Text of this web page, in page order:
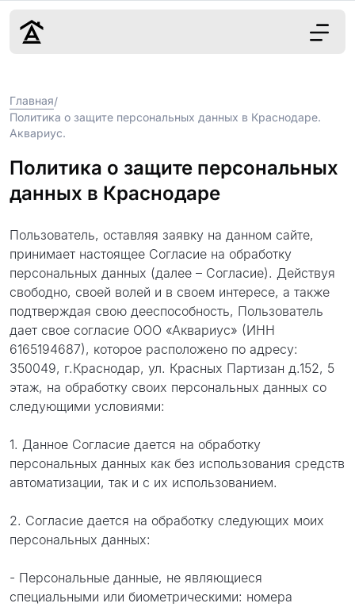
Цены
О нас
Контакты
г. Краснодар
8 (861) 945-12-
34
Обсудить
проект
Главная/
Политика о защите персональных данных в Краснодаре.
Аквариус.
Политика о защите персональных
данных в Краснодаре
Пользователь, оставляя заявку на данном сайте,
принимает настоящее Согласие на обработку
персональных данных (далее – Согласие). Действуя
свободно, своей волей и в своем интересе, а также
подтверждая свою дееспособность, Пользователь
дает свое согласие ООО «Аквариус» (ИНН
6165194687), которое расположено по адресу:
350049, г.Краснодар, ул. Красных Партизан д.152, 5
этаж, на обработку своих персональных данных со
следующими условиями:
1. Данное Согласие дается на обработку
персональных данных как без использования средств
автоматизации, так и с их использованием.
2. Согласие дается на обработку следующих моих
персональных данных:
- Персональные данные, не являющиеся
специальными или биометрическими: номера